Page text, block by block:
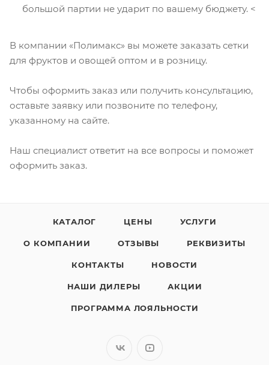
большой партии не ударит по вашему бюджету. <
В компании «Полимакс» вы можете заказать сетки
для фруктов и овощей оптом и в розницу.
Чтобы оформить заказ или получить консультацию,
оставьте заявку или позвоните по телефону,
указанному на сайте.
Наш специалист ответит на все вопросы и поможет
оформить заказ.
КАТАЛОГ ЦЕНЫ УСЛУГИ
О КОМПАНИИ ОТЗЫВЫ РЕКВИЗИТЫ
КОНТАКТЫ НОВОСТИ
НАШИ ДИЛЕРЫ АКЦИИ
ПРОГРАММА ЛОЯЛЬНОСТИ